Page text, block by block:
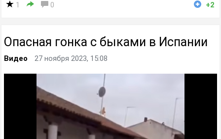
1 0 +2
Опасная гонка с быками в Испании
Видео 27 ноября 2023, 15:08